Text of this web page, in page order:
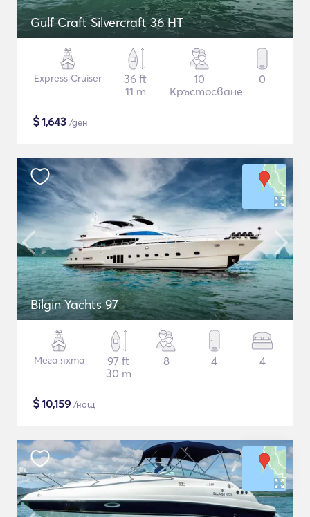
Gulf Craft Silvercraft 36 HT
Express Cruiser
36 ft
11 m
10
Кръстосване
0
$1,643 /ден
Bilgin Yachts 97
Мега яхта
97 ft
30 m
8 4 4
$10,159 /нощ